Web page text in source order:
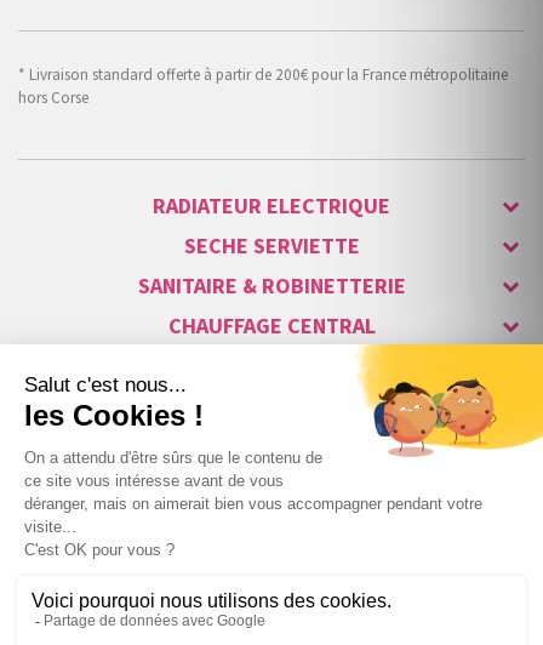
* Livraison standard offerte à partir de 200€ pour la France métropolitaine
hors Corse
RADIATEUR ELECTRIQUE
SECHE SERVIETTE
SANITAIRE & ROBINETTERIE
CHAUFFAGE CENTRAL
ALARME & SÉCURITÉ
MAISON CONNECTÉE
VISIOPHONE & INTERPHONE
LUMINAIRES & ECLAIRAGE